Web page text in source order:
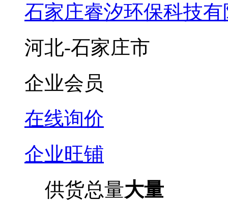
石家庄睿汐环保科技
河北-石家庄市
企业会员
在线询价
企业旺铺
供货总量大量